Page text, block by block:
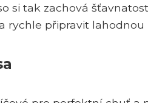
si tak zachová
rychle připravit